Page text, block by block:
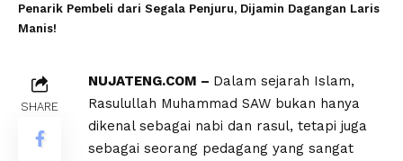
Penarik Pembeli dari Segala Penjuru, Dijamin Dagangan Laris
Manis!
SHARE
NUJATENG.COM – Dalam sejarah Islam,
Rasulullah Muhammad SAW bukan hanya
dikenal sebagai nabi dan rasul, tetapi juga
sebagai seorang pedagang yang sangat